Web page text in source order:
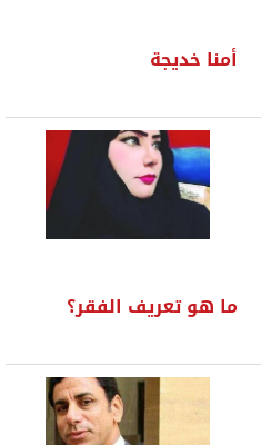
أمنا خديجة
ما هو تعريف الفقر؟